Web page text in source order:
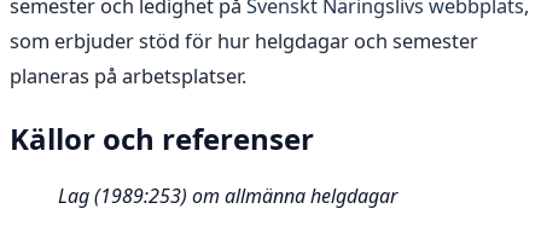
semester och ledighet på Svenskt Näringslivs webbplats,
som erbjuder stöd för hur helgdagar och semester
planeras på arbetsplatser.
Källor och referenser
Lag (1989:253) om allmänna helgdagar